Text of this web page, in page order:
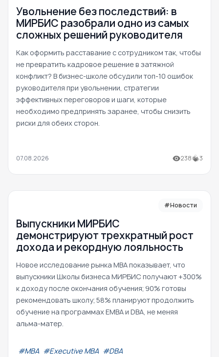
Увольнение без последствий: в
МИРБИС разобрали одно из самых
сложных решений руководителя
Как оформить расставание с сотрудником так, чтобы
не превратить кадровое решение в затяжной
конфликт? В бизнес-школе обсудили топ-10 ошибок
руководителя при увольнении, стратегии
эффективных переговоров и шаги, которые
необходимо предпринять заранее, чтобы снизить
риски для обеих сторон.
07.08.2026 238 3
#Новости
Выпускники МИРБИС
демонстрируют трехкратный рост
дохода и рекордную лояльность
Новое исследование рынка MBA показывает, что
выпускники Школы бизнеса МИРБИС получают +300%
к доходу после окончания обучения; 90% готовы
рекомендовать школу; 58% планируют продолжить
обучение на программах EMBA и DBA, не меняя
альма-матер.
#МВА #Executive MBA #DBA